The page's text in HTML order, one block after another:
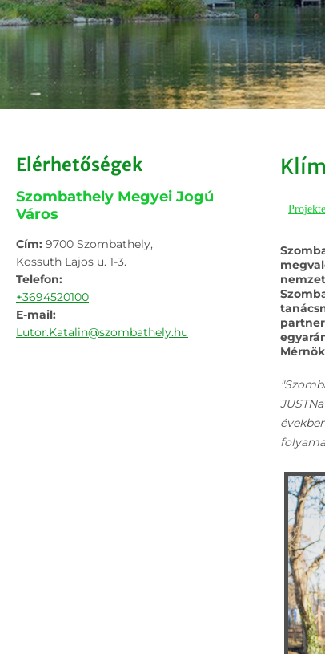
Elérhetőségek
Szombathely Megyei Jogú
Város
Cím: 9700 Szombathely,
Kossuth Lajos u. 1-3.
Telefon:
+3694520100
E-mail:
Lutor.Katalin@szombathely.hu